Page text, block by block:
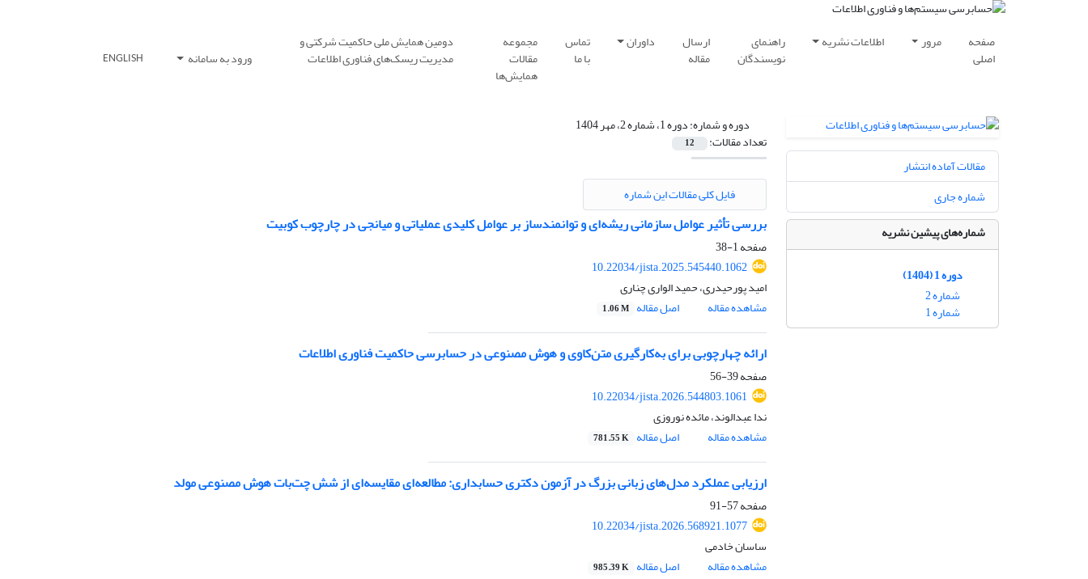
صفحه
اصلی
مرور اطلاعات نشریه راهنمای
نویسندگان
ارسال
مقاله
داوران تماس
با ما
مجموعه
مقالات
همایش‌ها
دومین همایش ملی حاکمیت شرکتی و
مدیریت ریسک‌های فناوری اطلاعات ورود به سامانه ENGLISH
دوره و شماره:دوره 1، شماره 2، مهر 1404
تعداد مقالات: 12
فایل کلی مقالات این شماره
بررسی تأثیر عوامل سازمانی ریشه‌ای و توانمندساز بر عوامل کلیدی عملیاتی و میانجی در چارچوب کوبیت
صفحه1-38
10.22034/jista.2025.545440.1062
امید پورحیدری، حمید الواری چناری
مشاهده مقاله
اصل مقاله 1.06 M
ارائه چهارچوبی برای به‌کارگیری متن‌کاوی و هوش مصنوعی در حسابرسی حاکمیت فناوری اطلاعات
صفحه39-56
10.22034/jista.2026.544803.1061
ندا عبدالوند، مائده نوروزی
مشاهده مقاله
اصل مقاله 781.55 K
ارزیابی عملکرد مدل‌های زبانی بزرگ در آزمون دکتری حسابداری: مطالعه‌ای مقایسه‌ای از شش چت‌بات هوش مصنوعی مولد
صفحه57-91
10.22034/jista.2026.568921.1077
ساسان خادمی
مشاهده مقاله
اصل مقاله 985.39 K
مقالات آماده انتشار
شماره جاری
شماره‌های پیشین نشریه
دوره 1 (1404)
شماره 2
شماره 1